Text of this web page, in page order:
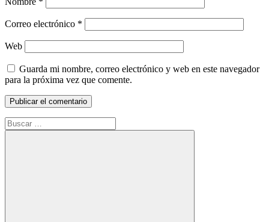
Correo electrónico *
Web
Guarda mi nombre, correo electrónico y web en este navegador
para la próxima vez que comente.
Buscar: